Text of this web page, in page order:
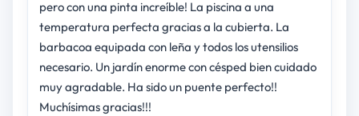
pero con una pinta increíble! La piscina a una
temperatura perfecta gracias a la cubierta. La
barbacoa equipada con leña y todos los utensilios
necesario. Un jardín enorme con césped bien cuidado
muy agradable. Ha sido un puente perfecto!!
Muchísimas gracias!!!